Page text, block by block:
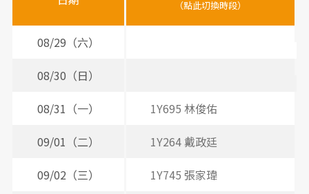
時
（點此切換時段）
08/29（六）
08/30（日）
08/31（一）
1Y695 林俊佑
09/01（二）
1Y264 戴政廷
09/02（三）
1Y745 張家瑋